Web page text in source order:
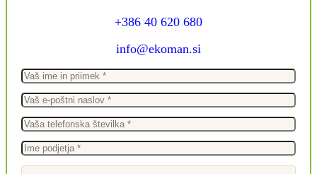
+386 40 620 680
info@ekoman.si